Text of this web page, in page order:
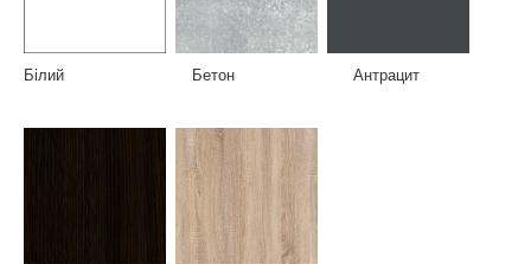
Білий Бетон Антрацит